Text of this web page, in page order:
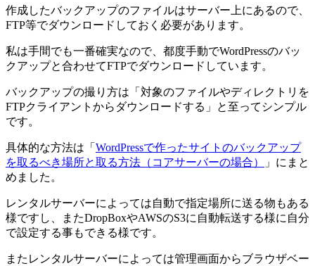
作成したバックアップのファイルはサーバー上にあるので、
FTP等でダウンロードしておく必要があります。
私は手間でも一番確実なので、都度手動でWordPressのバッ
クアップと合わせてFTPでダウンロードしています。
バックアップの撮り方は「対象のファイルやディレクトリを
FTPクライアントからダウンロードする」と至ってシンプル
です。
具体的な方法は「 WordPressで作ったサイトのバックアップ
を取るべき場所と取る方法（コアサーバーの場合）
」にまと
めました。
レンタルサーバーによっては自動で指定場所に送る物もある
様ですし、またDropBoxやAWSのS3に自動転送する様に自分
で設定する事もできる様です。
またレンタルサーバーによっては管理画面からブラウザベー